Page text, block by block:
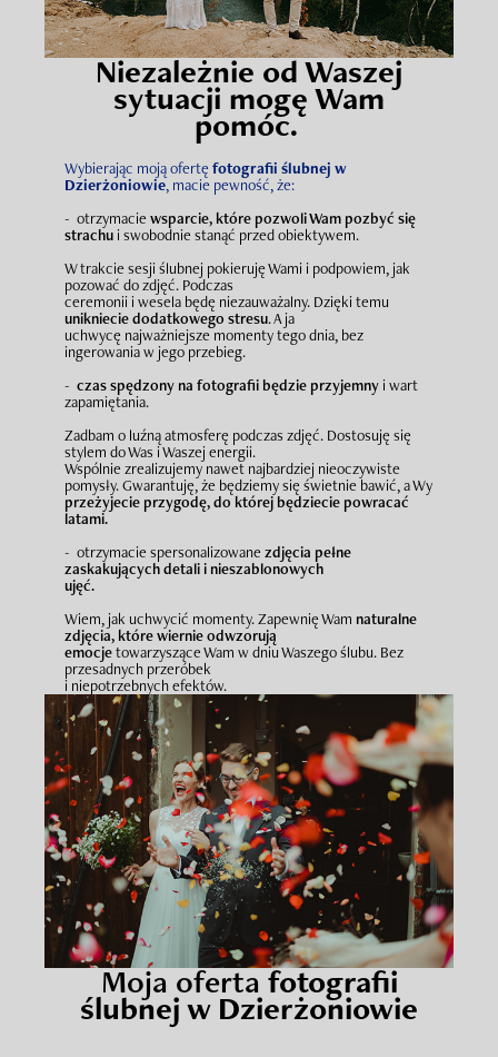
Niezależnie od Waszej
sytuacji mogę Wam
pomóc.
Wybierając moją ofertęfotografii ślubnej w
Dzierżoniowie, macie pewność, że:
- otrzymacie wsparcie, które pozwoli Wam pozbyć się
strachu i swobodnie stanąć przed obiektywem.
W trakcie sesji ślubnej pokieruję Wami i podpowiem, jak
pozować do zdjęć. Podczas
ceremonii i wesela będę niezauważalny. Dzięki temu
unikniecie dodatkowego stresu. A ja
uchwycę najważniejsze momenty tego dnia, bez
ingerowania w jego przebieg.
-czas spędzony na fotografii będzie przyjemny i wart
zapamiętania.
Zadbam o luźną atmosferę podczas zdjęć. Dostosuję się
stylem do Was i Waszej energii.
Wspólnie zrealizujemy nawet najbardziej nieoczywiste
pomysły. Gwarantuję, że będziemy się świetnie bawić, a Wy
przeżyjecie przygodę, do której będziecie powracać
latami.
- otrzymacie spersonalizowanezdjęcia pełne
zaskakujących detali i nieszablonowych
ujęć.
Wiem, jak uchwycić momenty. Zapewnię Wam naturalne
zdjęcia, które wiernie odwzorują
emocjetowarzyszące Wam w dniu Waszego ślubu. Bez
przesadnych przeróbek
i niepotrzebnych efektów.
Moja ofertafotografii
ślubnej w Dzierżoniowie